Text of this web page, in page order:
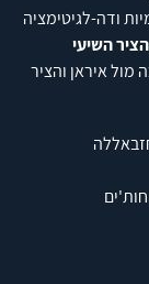
ודה-לגיטימציה
השיעי
מול איראן והציר